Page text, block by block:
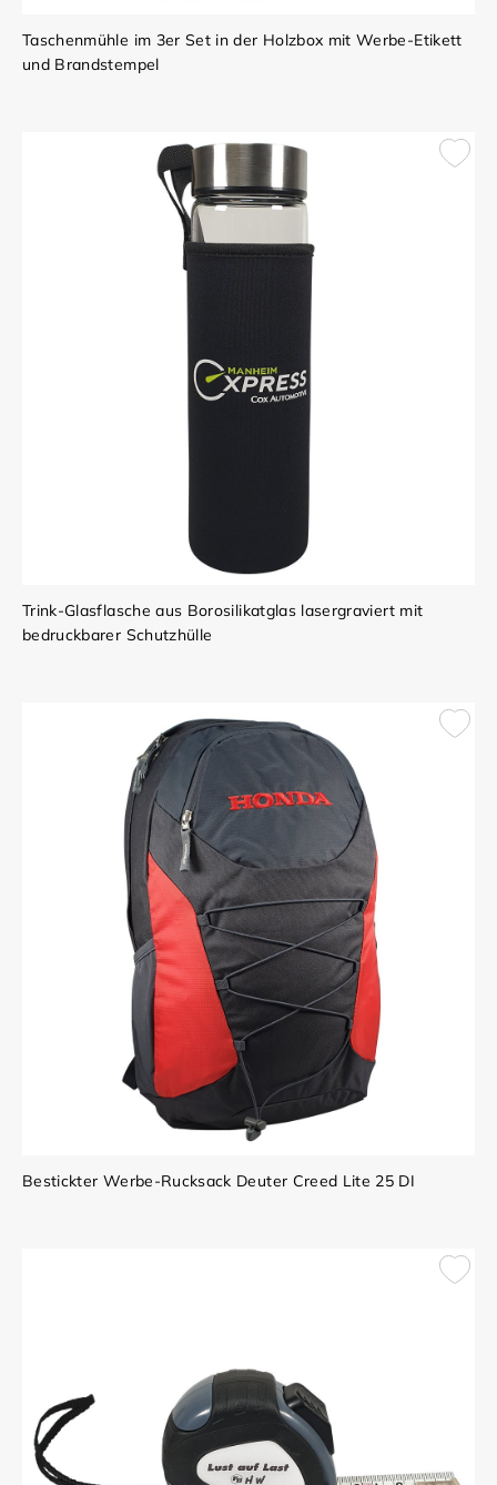
Taschenmühle im 3er Set in der Holzbox mit Werbe-Etikett
und Brandstempel
Trink-Glasflasche aus Borosilikatglas lasergraviert mit
bedruckbarer Schutzhülle
Bestickter Werbe-Rucksack Deuter Creed Lite 25 DI